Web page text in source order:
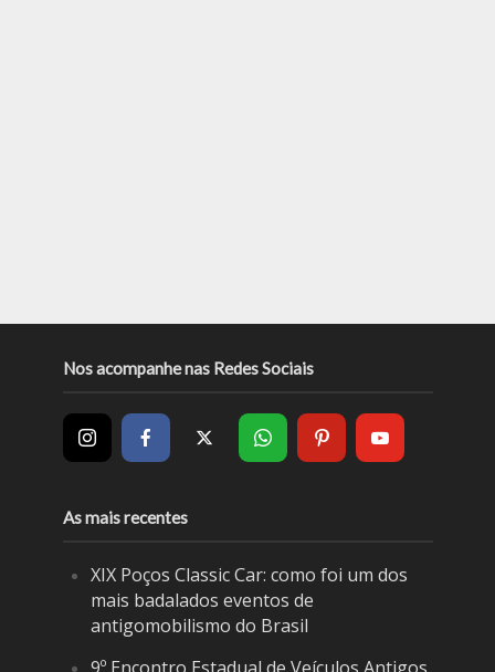
Nos acompanhe nas Redes Sociais
As mais recentes
XIX Poços Classic Car: como foi um dos
mais badalados eventos de
antigomobilismo do Brasil